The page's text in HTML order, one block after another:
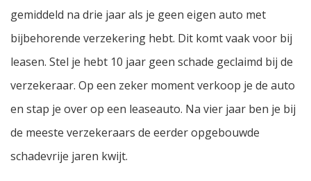
gemiddeld na drie jaar als je geen eigen auto met
bijbehorende verzekering hebt. Dit komt vaak voor bij
leasen. Stel je hebt 10 jaar geen schade geclaimd bij de
verzekeraar. Op een zeker moment verkoop je de auto
en stap je over op een leaseauto. Na vier jaar ben je bij
de meeste verzekeraars de eerder opgebouwde
schadevrije jaren kwijt.